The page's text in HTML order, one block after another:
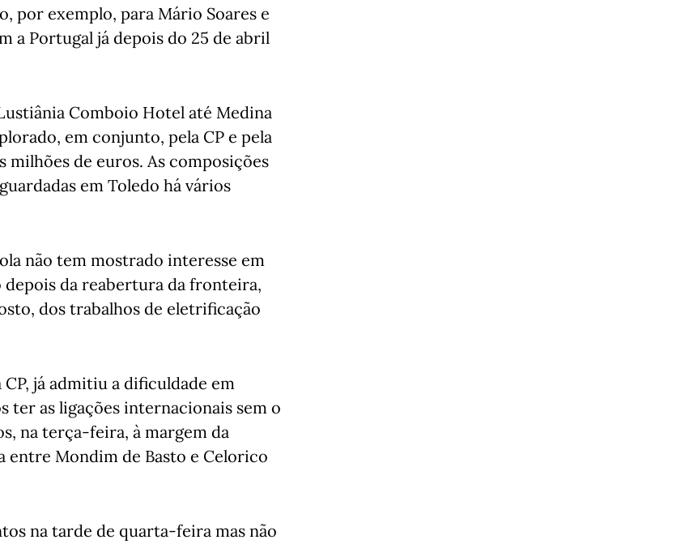
por exemplo, para Mário Soares e
a Portugal já depois do 25 de abril
Comboio Hotel até Medina
em conjunto, pela CP e pela
milhões de euros. As composições
em Toledo há vários
não tem mostrado interesse em
da reabertura da fronteira,
dos trabalhos de eletrificação
já admitiu a dificuldade em
ter as ligações internacionais sem o
na terça-feira, à margem da
entre Mondim de Basto e Celorico
na tarde de quarta-feira mas não